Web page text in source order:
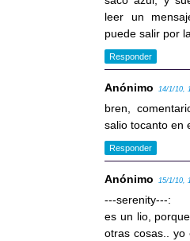
leer un
puede salir por
Responder
Anónimo 14/1/10,
bren,
salio tocanto en
Responder
Anónimo 15/1/10,
---serenity---:
es un lio,
otras cosas.. yo